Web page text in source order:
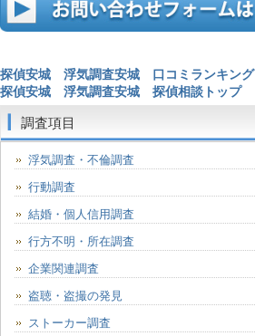
探偵安城 浮気調査安城 口コミランキング
探偵安城 浮気調査安城 探偵相談トップ
調査項目
浮気調査・不倫調査
行動調査
結婚・個人信用調査
行方不明・所在調査
企業関連調査
盗聴・盗撮の発見
ストーカー調査